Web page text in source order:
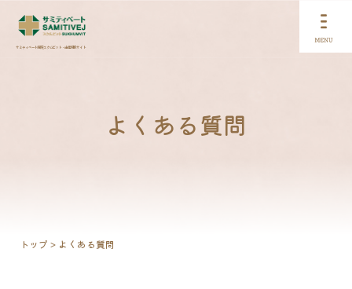
サミティベート病院 スクムビット・出産特設サイト
よくある質問
トップ よくある質問